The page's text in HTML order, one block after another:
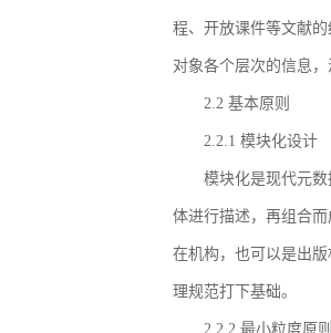
程、开放课件等文献
对象各个层次的信息
2.2 基本原则
2.2.1 模块化设计
模块化是现代元
体进行描述，再组合
在机构，也可以是出
理规范打下基础。
2.2.2 最小粒度原